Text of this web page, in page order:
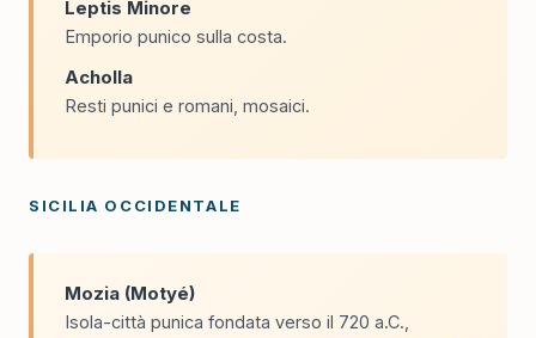
Leptis Minore
Emporio punico sulla costa.
Acholla
Resti punici e romani, mosaici.
SICILIA OCCIDENTALE
Mozia (Motyé)
Isola-città punica fondata verso il 720 a.C.,